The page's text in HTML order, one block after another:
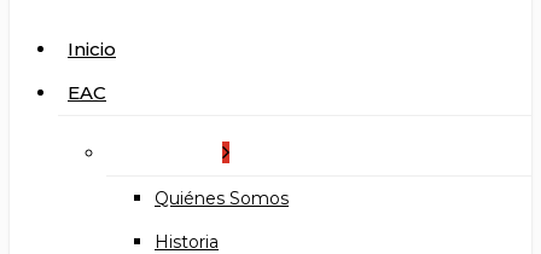
search
Menu
Inicio
EAC
Quiénes Somos
Historia